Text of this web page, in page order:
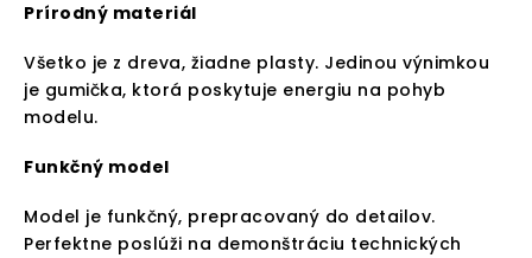
Prírodný materiál
Všetko je z dreva, žiadne plasty. Jedinou výnimkou
je gumička, ktorá poskytuje energiu na pohyb
modelu.
Funkčný model
Model je funkčný, prepracovaný do detailov.
Perfektne poslúži na demonštráciu technických